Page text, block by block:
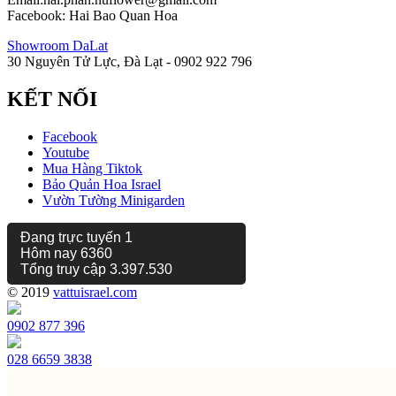
Facebook: Hai Bao Quan Hoa
Showroom DaLat
30 Nguyên Tử Lực, Đà Lạt - 0902 922 796
KẾT NỐI
Facebook
Youtube
Mua Hàng Tiktok
Bảo Quản Hoa Israel
Vườn Tường Minigarden
Đang trực tuyến 1
Hôm nay 6360
Tổng truy cập 3.397.530
© 2019 vattuisrael.com
0902 877 396
028 6659 3838